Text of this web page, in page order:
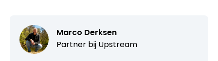
Marco Derksen
Partner bij Upstream